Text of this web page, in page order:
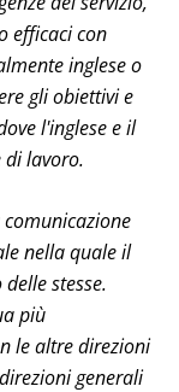
efficaci con
inglese o
gli obiettivi e
l'inglese e il
di lavoro.
nella quale il
stesse.
più
le altre direzioni
generali